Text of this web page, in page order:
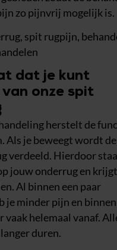
zo pijnvrij mogelijk is.
spit rugpijn,
dat je kunt
onze spit
herstelt de
Als je beweegt wordt
verdeeld. Hierdoor
jouw onderrug en
Al binnen een paar
je minder pijn en
vaak helemaal vanaf.
duren.